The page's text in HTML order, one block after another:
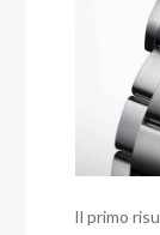
Il primo